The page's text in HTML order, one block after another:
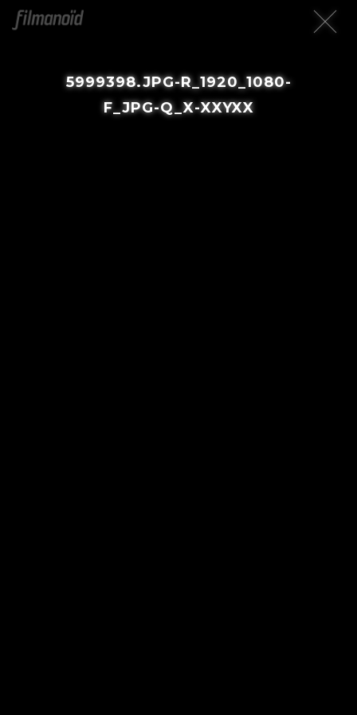
5999398.JPG-R_1920_1080-
F_JPG-Q_X-XXYXX